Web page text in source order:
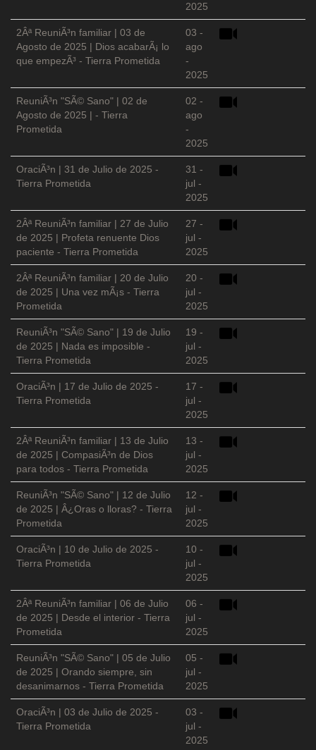
2025
2Âª ReuniÃ³n familiar | 03 de
Agosto de 2025 | Dios acabarÃ¡ lo
que empezÃ³ - Tierra Prometida
03 -
ago
-
2025
ReuniÃ³n "SÃ© Sano" | 02 de
Agosto de 2025 | - Tierra
Prometida
02 -
ago
-
2025
OraciÃ³n | 31 de Julio de 2025 -
Tierra Prometida
31 -
jul -
2025
2Âª ReuniÃ³n familiar | 27 de Julio
de 2025 | Profeta renuente Dios
paciente - Tierra Prometida
27 -
jul -
2025
2Âª ReuniÃ³n familiar | 20 de Julio
de 2025 | Una vez mÃ¡s - Tierra
Prometida
20 -
jul -
2025
ReuniÃ³n "SÃ© Sano" | 19 de Julio
de 2025 | Nada es imposible -
Tierra Prometida
19 -
jul -
2025
OraciÃ³n | 17 de Julio de 2025 -
Tierra Prometida
17 -
jul -
2025
2Âª ReuniÃ³n familiar | 13 de Julio
de 2025 | CompasiÃ³n de Dios
para todos - Tierra Prometida
13 -
jul -
2025
ReuniÃ³n "SÃ© Sano" | 12 de Julio
de 2025 | Â¿Oras o lloras? - Tierra
Prometida
12 -
jul -
2025
OraciÃ³n | 10 de Julio de 2025 -
Tierra Prometida
10 -
jul -
2025
2Âª ReuniÃ³n familiar | 06 de Julio
de 2025 | Desde el interior - Tierra
Prometida
06 -
jul -
2025
ReuniÃ³n "SÃ© Sano" | 05 de Julio
de 2025 | Orando siempre, sin
desanimarnos - Tierra Prometida
05 -
jul -
2025
OraciÃ³n | 03 de Julio de 2025 -
Tierra Prometida
03 -
jul -
2025